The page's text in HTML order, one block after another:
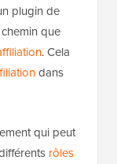
plugin de
que
. Cela
dans
qui peut
rôles